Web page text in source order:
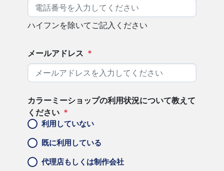
ハイフンを除いてご記入ください
メールアドレス *
カラーミーショップの利用状況について教えて
ください *
利用していない
既に利用している
代理店もしくは制作会社